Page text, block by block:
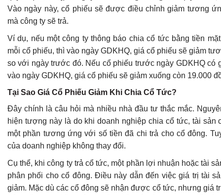
Vào ngày này, cổ phiếu sẽ được điều chỉnh giảm tương
mà công ty sẽ trả.
Ví dụ, nếu một công ty thông báo chia cổ tức bằng tiền
mỗi cổ phiếu, thì vào ngày GDKHQ, giá cổ phiếu sẽ giảm
so với ngày trước đó. Nếu cổ phiếu trước ngày GDKHQ có
vào ngày GDKHQ, giá cổ phiếu sẽ giảm xuống còn 19.000
Tại Sao Giá Cổ Phiếu Giảm Khi Chia Cổ Tức?
Đây chính là câu hỏi mà nhiều nhà đầu tư thắc mắc.
hiện tượng này là do khi doanh nghiệp chia cổ tức, tài sản
một phần tương ứng với số tiền đã chi trả cho cổ đông.
của doanh nghiệp không thay đổi.
Cụ thể, khi công ty trả cổ tức, một phần lợi nhuận hoặc tài
phân phối cho cổ đông. Điều này dẫn đến việc giá trị tài
giảm. Mặc dù các cổ đông sẽ nhận được cổ tức, nhưng giá